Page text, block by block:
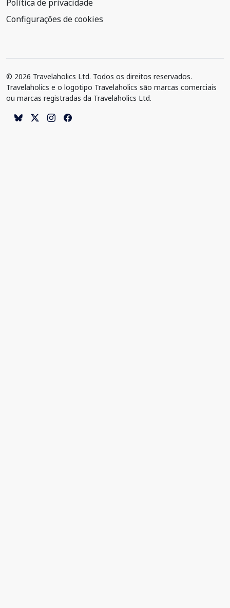
Política de privacidade
Configurações de cookies
© 2026 Travelaholics Ltd. Todos os direitos reservados.
Travelaholics e o logotipo Travelaholics são marcas comerciais
ou marcas registradas da Travelaholics Ltd.